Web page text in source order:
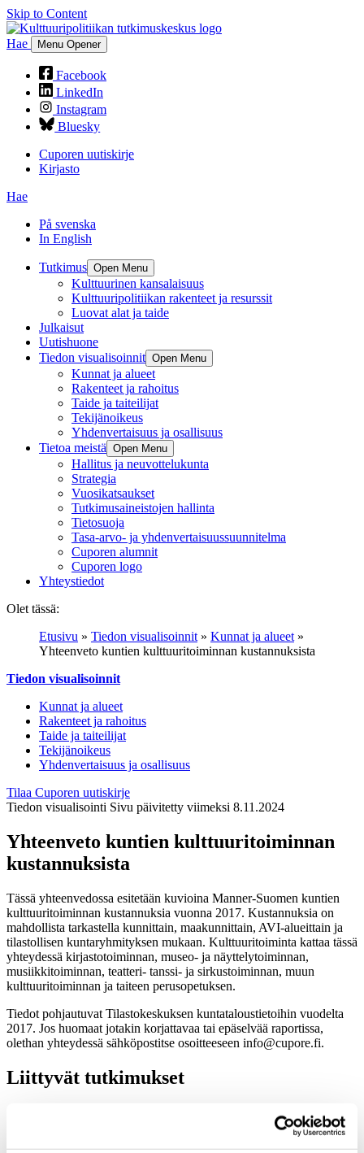
Skip to Content
Hae Menu Opener
Facebook
LinkedIn
Instagram
Bluesky
Cuporen uutiskirje
Kirjasto
Hae
På svenska
In English
Tutkimus Open Menu
Kulttuurinen kansalaisuus
Kulttuuripolitiikan rakenteet ja resurssit
Luovat alat ja taide
Julkaisut
Uutishuone
Tiedon visualisoinnit Open Menu
Kunnat ja alueet
Rakenteet ja rahoitus
Taide ja taiteilijat
Tekijänoikeus
Yhdenvertaisuus ja osallisuus
Tietoa meistä Open Menu
Hallitus ja neuvottelukunta
Strategia
Vuosikatsaukset
Tutkimusaineistojen hallinta
Tietosuoja
Tasa-arvo- ja yhdenvertaisuussuunnitelma
Cuporen alumnit
Cuporen logo
Yhteystiedot
Olet tässä:
Etusivu » Tiedon visualisoinnit » Kunnat ja alueet »
Yhteenveto kuntien kulttuuritoiminnan kustannuksista
Tiedon visualisoinnit
Kunnat ja alueet
Rakenteet ja rahoitus
Taide ja taiteilijat
Tekijänoikeus
Yhdenvertaisuus ja osallisuus
Tilaa Cuporen uutiskirje
Tiedon visualisointi Sivu päivitetty viimeksi 8.11.2024
Yhteenveto kuntien kulttuuritoiminnan
kustannuksista
Tässä yhteenvedossa esitetään kuvioina Manner-Suomen kuntien
kulttuuritoiminnan kustannuksia vuonna 2017. Kustannuksia on
mahdollista tarkastella kunnittain, maakunnittain, AVI-alueittain ja
tilastollisen kuntaryhmityksen mukaan. Kulttuuritoiminta kattaa tässä
yhteydessä kirjastotoiminnan, museo- ja näyttelytoiminnan,
musiikkitoiminnan, teatteri- tanssi- ja sirkustoiminnan, muun
kulttuuritoiminnan ja taiteen perusopetuksen.
Tiedot pohjautuvat Tilastokeskuksen kuntataloustietoihin vuodelta
2017. Jos huomaat jotakin korjattavaa tai epäselvää raportissa,
olethan yhteydessä sähköpostitse osoitteeseen info@cupore.fi.
Liittyvät tutkimukset